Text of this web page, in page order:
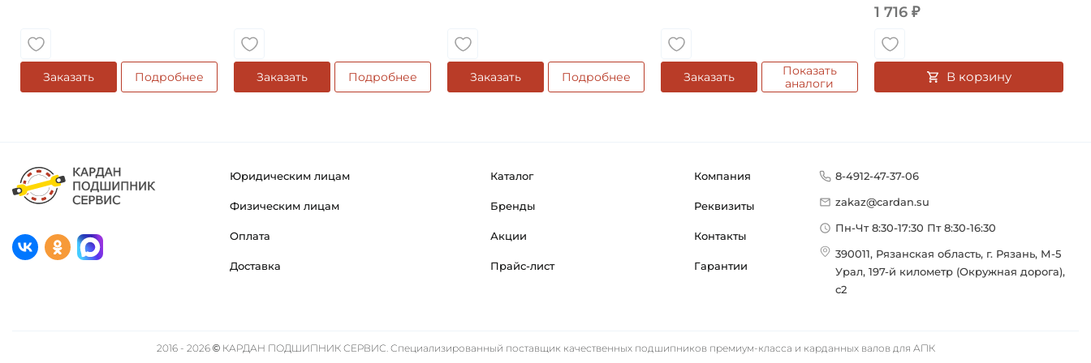
подшипники
Страна происхождения:
Заказать Подробнее Заказать Подробнее Заказать Подробнее Заказать
Показать
аналоги
1 716 ₽
В корзину
Юридическим лицам
Физическим лицам
Оплата
Доставка
Каталог
Бренды
Акции
Прайс-лист
Компания
Реквизиты
Контакты
Гарантии
8-4912-47-37-06
zakaz@cardan.su
Пн-Чт 8:30-17:30 Пт 8:30-16:30
390011, Рязанская область, г. Рязань, М-5
Урал, 197-й километр (Окружная дорога),
с2
2016 - 2026 © КАРДАН ПОДШИПНИК СЕРВИС. Специализированный поставщик качественных подшипников премиум-класса и карданных валов для АПК